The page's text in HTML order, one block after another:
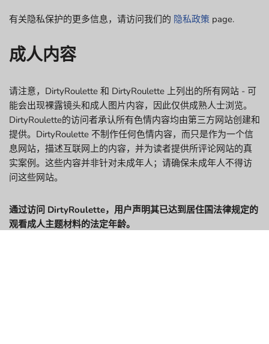
有关隐私保护的更多信息，请访问我们的 隐私政策 page.
成人内容
请注意，DirtyRoulette 和 DirtyRoulette 上列出的所有网站 - 可
能会出现裸露镜头和成人图片内容，因此仅供成熟人士浏览。
DirtyRoulette的访问者承认所有色情内容均由第三方网站创建和
提供。DirtyRoulette 不制作任何色情内容，而只是作为一个信
息网站，描述互联网上的内容，并为读者提供所评论网站的真
实案例。这些内容并非针对未成年人；请确保未成年人不得访
问这些网站。
通过访问 DirtyRoulette，用户声明其已达到居住国法律规定的
观看成人主题材料的法定年龄。